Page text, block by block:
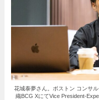
花城泰夢さん。ボストン コンサ
織BCG XにてVice President-